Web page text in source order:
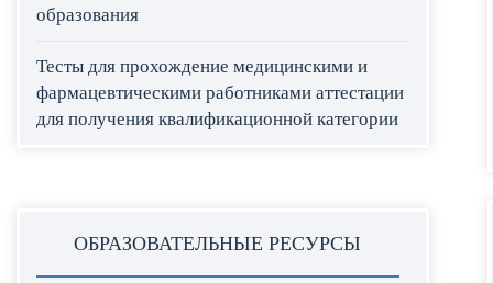
образования
Тесты для прохождение медицинскими и
фармацевтическими работниками аттестации
для получения квалификационной категории
ОБРАЗОВАТЕЛЬНЫЕ РЕСУРСЫ